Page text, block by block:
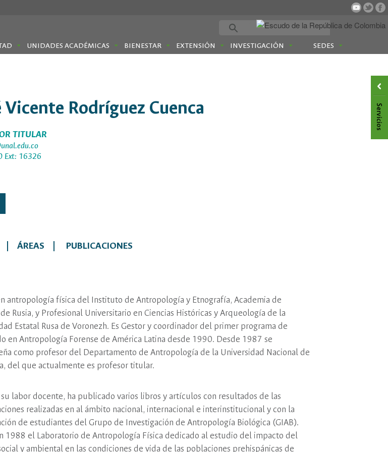
UNIDADES ACADÉMICAS BIENESTAR EXTENSIÓN INVESTIGACIÓN SEDES
Vicente Rodríguez Cuenca
TITULAR
Ext: 16326
ÁREAS PUBLICACIONES
antropología física del Instituto de Antropología y Etnografía, Academia de
Rusia, y Profesional Universitario en Ciencias Históricas y Arqueología de la
Estatal Rusa de Voronezh. Es Gestor y coordinador del primer programa de
en Antropología Forense de América Latina desde 1990. Desde 1987 se
como profesor del Departamento de Antropología de la Universidad Nacional de
del que actualmente es profesor titular.
labor docente, ha publicado varios libros y artículos con resultados de las
realizadas en al ámbito nacional, internacional e interinstitucional y con la
de estudiantes del Grupo de Investigación de Antropología Biológica (GIAB).
1988 el Laboratorio de Antropología Física dedicado al estudio del impacto del
y ambiental en las condiciones de vida de las poblaciones prehispánicas de